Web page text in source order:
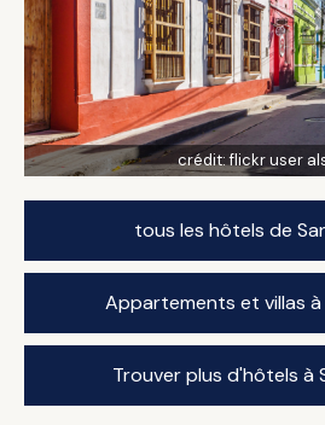
crédit:flickr user
tous les hôtels de
Appartements et villas
Trouver plus d'hôtels à